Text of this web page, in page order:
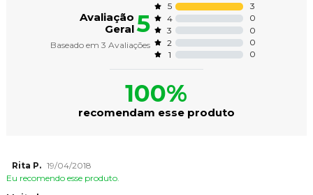
Avaliação
Geral5
Baseado em3 Avaliações
5
3
4
0
3
0
2
0
1
0
100%
recomendam esse produto
Rita P. 19/04/2018
Eu recomendo esse produto.